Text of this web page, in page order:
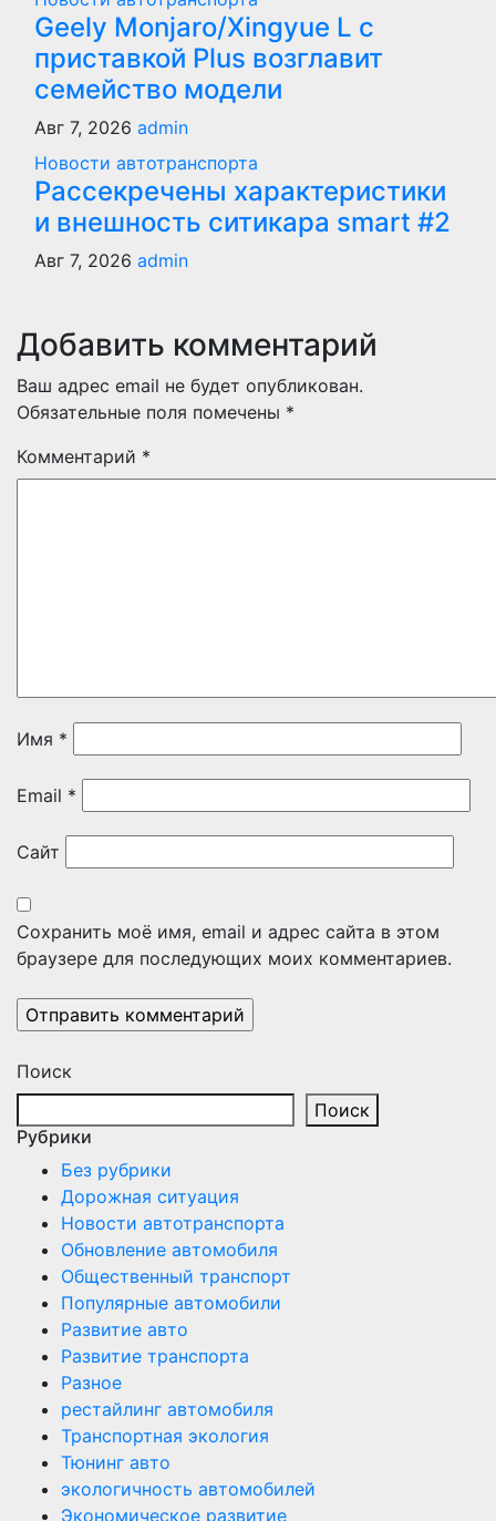
Geely Monjaro/Xingyue L с
приставкой Plus возглавит
семейство модели
Авг 7, 2026 admin
Новости автотранспорта
Рассекречены характеристики
и внешность ситикара smart #2
Авг 7, 2026 admin
Добавить комментарий
Ваш адрес email не будет опубликован.
Обязательные поля помечены *
Комментарий *
Имя *
Email *
Сайт
Сохранить моё имя, email и адрес сайта в этом
браузере для последующих моих комментариев.
Поиск
Поиск
Рубрики
Без рубрики
Дорожная ситуация
Новости автотранспорта
Обновление автомобиля
Общественный транспорт
Популярные автомобили
Развитие авто
Развитие транспорта
Разное
рестайлинг автомобиля
Транспортная экология
Тюнинг авто
экологичность автомобилей
Экономическое развитие